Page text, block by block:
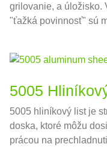
grilovanie, a úložisko.
"ťažká povinnosť" sú
5005
5005 hliníkový list je
doska, ktoré môžu
prácou na